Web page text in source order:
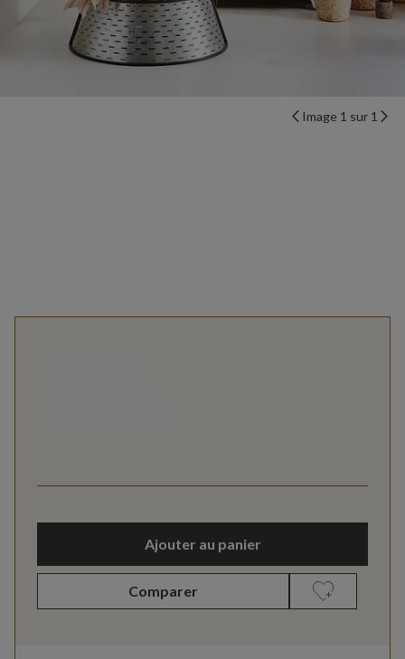
Image 1 sur 1
Ajouter au panier
Comparer